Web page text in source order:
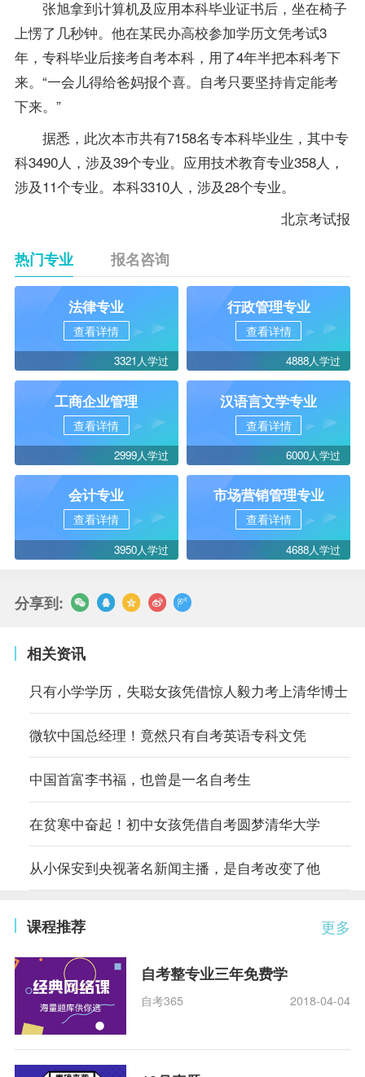
张旭拿到计算机及应用本科毕业证书后，坐在椅子
上愣了几秒钟。他在某民办高校参加学历文凭考试3
年，专科毕业后接考自考本科，用了4年半把本科考下
来。“一会儿得给爸妈报个喜。自考只要坚持肯定能考
下来。”
据悉，此次本市共有7158名专本科毕业生，其中专
科3490人，涉及39个专业。应用技术教育专业358人，
涉及11个专业。本科3310人，涉及28个专业。
北京考试报
热门专业 报名咨询
法律专业
查看详情
3321人学过
行政管理专业
查看详情
4888人学过
工商企业管理
查看详情
2999人学过
汉语言文学专业
查看详情
6000人学过
会计专业
查看详情
3950人学过
市场营销管理专业
查看详情
4688人学过
分享到:
相关资讯
只有小学学历，失聪女孩凭借惊人毅力考上清华博士
微软中国总经理！竟然只有自考英语专科文凭
中国首富李书福，也曾是一名自考生
在贫寒中奋起！初中女孩凭借自考圆梦清华大学
从小保安到央视著名新闻主播，是自考改变了他
更多
课程推荐
自考整专业三年免费学
自考365 2018-04-04